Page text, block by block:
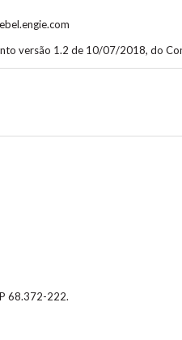
versão 1.2 de 10/07/2018, do
68.372-222.